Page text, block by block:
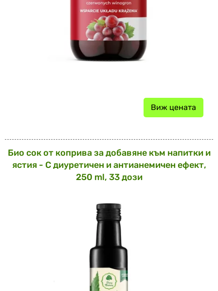
Виж цената
Био сок от коприва за добавяне към напитки и
ястия - С диуретичен и антианемичен ефект,
250 ml, 33 дози